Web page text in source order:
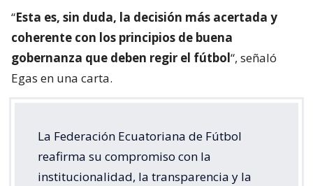
“Esta es, sin duda, la decisión más acertada y
coherente con los principios de buena
gobernanza que deben regir el fútbol“, señaló
Egas en una carta.
La Federación Ecuatoriana de Fútbol
reafirma su compromiso con la
institucionalidad, la transparencia y la